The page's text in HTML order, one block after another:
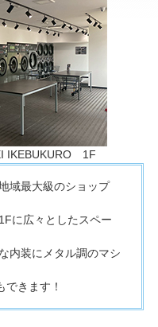
IKEBUKURO 1F
域最大級のショップ
に広々としたスペー
内装にメタル調のマシ
できます！